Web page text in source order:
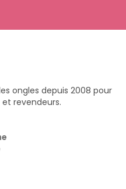
ongles depuis 2008 pour
revendeurs.